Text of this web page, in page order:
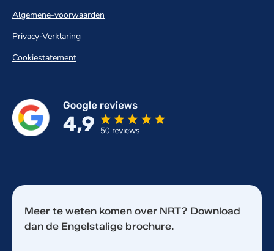
Algemene-voorwaarden
Privacy-Verklaring
Cookiestatement
Meer te weten komen over NRT? Download
dan de Engelstalige brochure.